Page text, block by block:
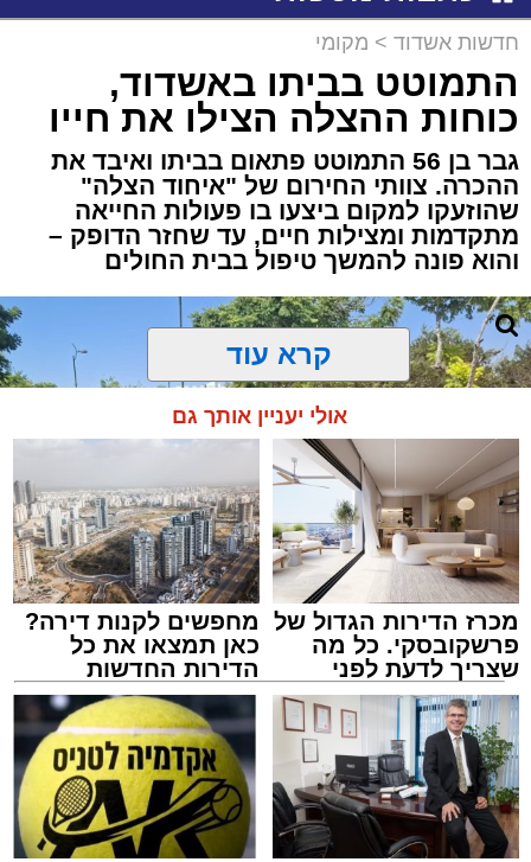
חדשות אשדוד > מקומי
התמוטט בביתו באשדוד,
כוחות ההצלה הצילו את חייו
גבר בן 56 התמוטט פתאום בביתו ואיבד את
ההכרה. צוותי החירום של "איחוד הצלה"
שהוזעקו למקום ביצעו בו פעולות החייאה
מתקדמות ומצילות חיים, עד שחזר הדופק –
והוא פונה להמשך טיפול בבית החולים
צילום: דוברות איחוד הצלה
מערכת האתר / 15:39 07.08.26
קרא עוד
אולי יעניין אותך גם
מכרז הדירות הגדול של
פרשקובסקי. כל מה
שצריך לדעת לפני
שמגישים הצעה לדירה
באשדוד
מחפשים לקנות דירה?
כאן תמצאו את כל
הדירות החדשות
למכירה באשדוד >>>